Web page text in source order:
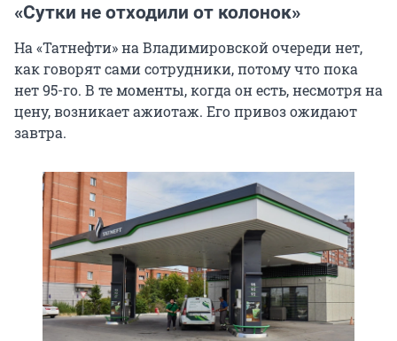
«Сутки не отходили от колонок»
На «Татнефти» на Владимировской очереди нет,
как говорят сами сотрудники, потому что пока
нет 95-го. В те моменты, когда он есть, несмотря на
цену, возникает ажиотаж. Его привоз ожидают
завтра.